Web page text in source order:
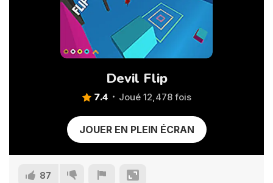
Devil Flip
7.4 Joué 12,478 fois
JOUER EN PLEIN ÉCRAN
87